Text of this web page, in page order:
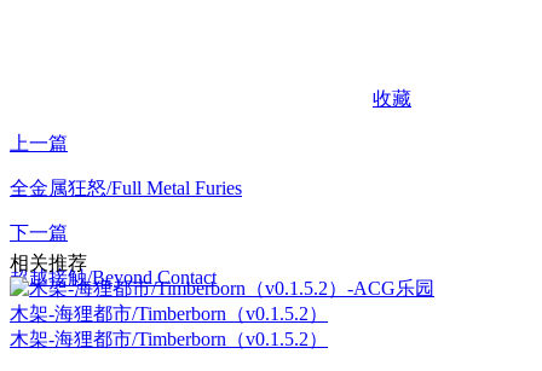
收藏
上一篇
全金属狂怒/Full Metal Furies
下一篇
超越接触/Beyond Contact
相关推荐
木架-海狸都市/Timberborn（v0.1.5.2）
木架-海狸都市/Timberborn（v0.1.5.2）